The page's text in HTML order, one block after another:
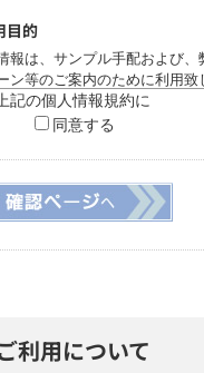
目的
報は、サンプル手配および、
ン等のご案内のために利用致
者提供について
いの全部又は、一部を委託す
の開示等および問い合わ
の 停止（「開示等」といいま
上記の個人情報規約に
同意する
利用について